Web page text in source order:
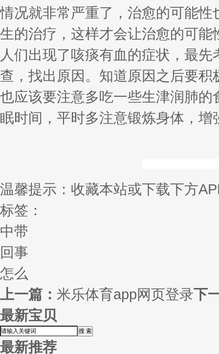
情况就非常严重了，治愈的可能
生的治疗，这样才会让治愈的可能
人们出现了咳痰有血的症状，最
查，找出原因。知道原因之后要
也应该要注意多吃一些生津润肺
眠时间，平时多注意锻炼身体，
温馨提示：收藏本站或下载下方
标签：
中带
回事
怎么
上一篇： 米乐体育app网页登录下
最新宝贝
最新推荐